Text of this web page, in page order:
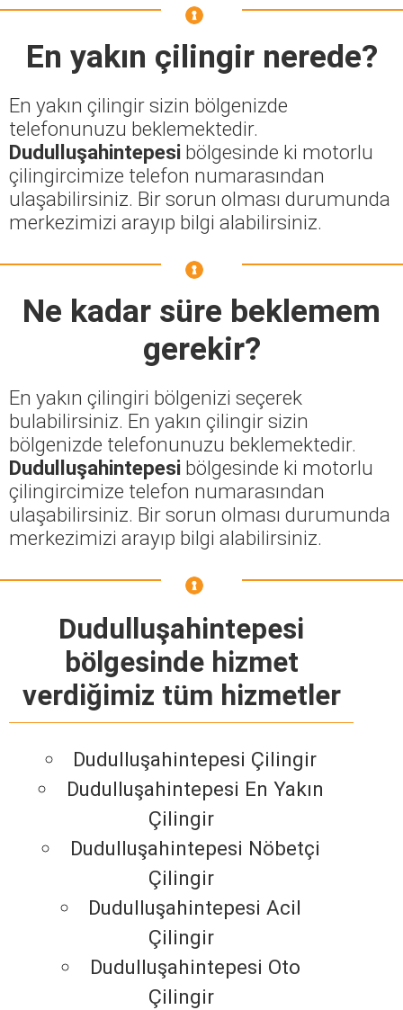
En yakın çilingir nerede?
En yakın çilingir sizin bölgenizde
telefonunuzu beklemektedir.
Dudulluşahintepesi bölgesinde ki motorlu
çilingircimize telefon numarasından
ulaşabilirsiniz. Bir sorun olması durumunda
merkezimizi arayıp bilgi alabilirsiniz.
Ne kadar süre beklemem
gerekir?
En yakın çilingiri bölgenizi seçerek
bulabilirsiniz. En yakın çilingir sizin
bölgenizde telefonunuzu beklemektedir.
Dudulluşahintepesi bölgesinde ki motorlu
çilingircimize telefon numarasından
ulaşabilirsiniz. Bir sorun olması durumunda
merkezimizi arayıp bilgi alabilirsiniz.
Dudulluşahintepesi
bölgesinde hizmet
verdiğimiz tüm hizmetler
Dudulluşahintepesi Çilingir
Dudulluşahintepesi En Yakın
Çilingir
Dudulluşahintepesi Nöbetçi
Çilingir
Dudulluşahintepesi Acil
Çilingir
Dudulluşahintepesi Oto
Çilingir